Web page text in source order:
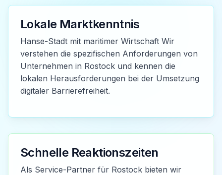
Lokale Marktkenntnis
Hanse-Stadt mit maritimer Wirtschaft Wir
verstehen die spezifischen Anforderungen von
Unternehmen in Rostock und kennen die
lokalen Herausforderungen bei der Umsetzung
digitaler Barrierefreiheit.
Schnelle Reaktionszeiten
Als Service-Partner für Rostock bieten wir